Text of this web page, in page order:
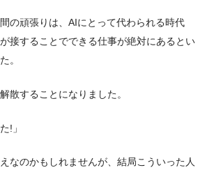
の頑張りは、AIにとって代わられる時代
接することでできる仕事が絶対にあるとい
。
散することになりました。
!」
なのかもしれませんが、結局こういった人